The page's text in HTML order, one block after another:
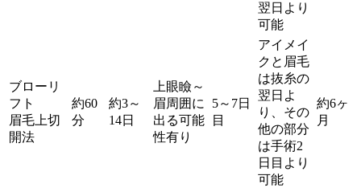
翌日より
可能
ブローリ
フト
眉毛上切
開法
約60
分
約3～
14日
上眼瞼～
眉周囲に
出る可能
性有り
5～7日
目
アイメイ
クと眉毛
は抜糸の
翌日よ
り、その
他の部分
は手術2
日目より
可能
約6ヶ
月